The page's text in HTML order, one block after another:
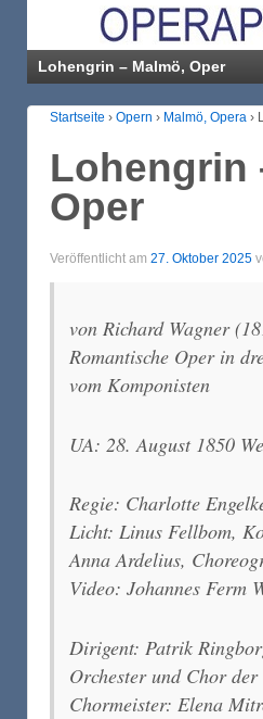
Lohengrin – Malmö, Oper
Startseite › Opern › Malmö, Opera ›
Lohengrin
Oper
Veröffentlicht am 27. Oktober 2025
von Richard Wagner
Romantische Oper in
vom Komponisten
UA: 28. August 1850
Regie: Charlotte
Licht: Linus Fellbom,
Anna Ardelius,
Video: Johannes Ferm
Dirigent: Patrik
Orchester und Chor
Chormeister: Elena